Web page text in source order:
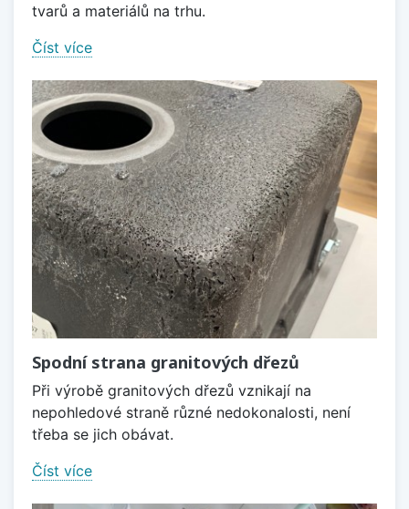
tvarů a materiálů na trhu.
Číst více
Spodní strana granitových dřezů
Při výrobě granitových dřezů vznikají na
nepohledové straně různé nedokonalosti, není
třeba se jich obávat.
Číst více